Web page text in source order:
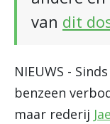
van dit
NIEUWS -
benzeen
maar rederij